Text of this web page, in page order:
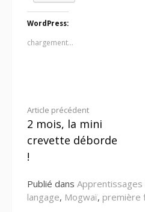
WordPress:
chargement…
Lire
la
suite
Article précédent
2 mois, la mini
crevette déborde
!
Publié dans
langage, Mogwaï, première